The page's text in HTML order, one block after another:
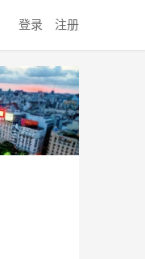
登录 注册